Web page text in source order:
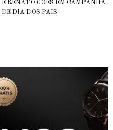
E RENATO GÓES EM CAMPANHA
DE DIA DOS PAIS